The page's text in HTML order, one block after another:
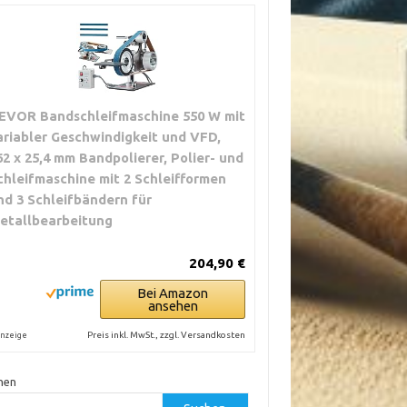
Bandschleifmaschine 550 W mit
Geschwindigkeit und VFD,
x 25,4 mm Bandpolierer, Polier- und
mit 2 Schleifformen
3 Schleifbändern für
204,90 €
Bei Amazon
ansehen
Preis inkl. MwSt., zzgl. Versandkosten